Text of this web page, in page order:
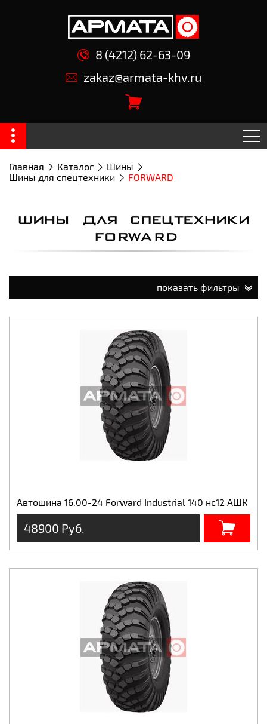
8 (4212) 62-63-09
zakaz@armata-khv.ru
Главная Каталог
Шины
Шины для спецтехники
FORWARD
ШИНЫ ДЛЯ СПЕЦТЕХНИКИ
FORWARD
показать фильтры
Автошина 16.00-24 Forward Industrial 140 нс12 АШК
48900 Руб.